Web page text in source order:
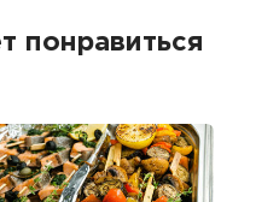
понравиться